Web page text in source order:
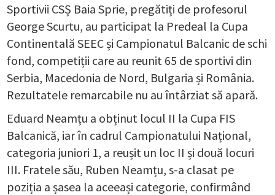
Sportivii CSȘ Baia Sprie, pregătiți de profesorul
George Scurtu, au participat la Predeal la Cupa
Continentală SEEC și Campionatul Balcanic de schi
fond, competiții care au reunit 65 de sportivi din
Serbia, Macedonia de Nord, Bulgaria și România.
Rezultatele remarcabile nu au întârziat să apară.
Eduard Neamțu a obținut locul II la Cupa FIS
Balcanică, iar în cadrul Campionatului Național,
categoria juniori 1, a reușit un loc II și două locuri
III. Fratele său, Ruben Neamțu, s-a clasat pe
poziția a șasea la aceeași categorie, confirmând